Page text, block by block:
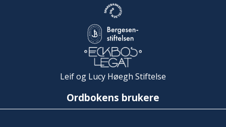
Leif og Lucy Høegh Stiftelse
Ordbokens brukere